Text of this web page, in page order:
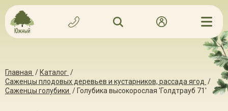
Главная / Каталог /
Саженцы плодовых деревьев и кустарников, рассада ягод /
Саженцы голубики / Голубика высокорослая 'Голдтрауб 71'